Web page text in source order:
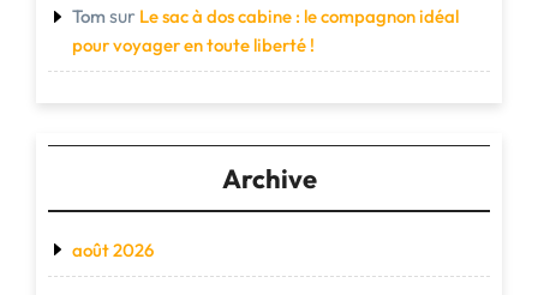
Tom sur Le sac à dos cabine : le compagnon idéal
pour voyager en toute liberté !
Archive
août 2026